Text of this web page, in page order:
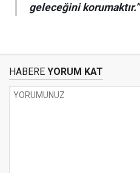
geleceğini korumaktır.”
HABERE YORUM KAT